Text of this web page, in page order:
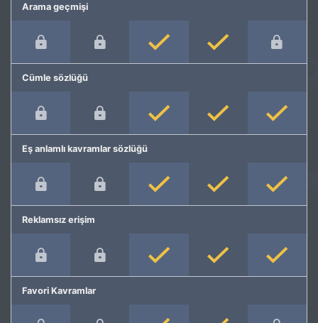
Arama geçmişi
Cümle sözlüğü
Eş anlamlı kavramlar sözlüğü
Reklamsız erişim
Favori Kavramlar